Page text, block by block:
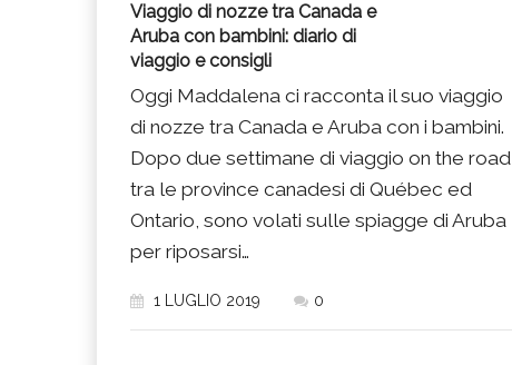
Viaggio di nozze tra Canada e
Aruba con bambini: diario di
viaggio e consigli
Oggi Maddalena ci racconta il suo viaggio
di nozze tra Canada e Aruba con i bambini.
Dopo due settimane di viaggio on the road
tra le province canadesi di Québec ed
Ontario, sono volati sulle spiagge di Aruba
per riposarsi…
1 LUGLIO 2019 0